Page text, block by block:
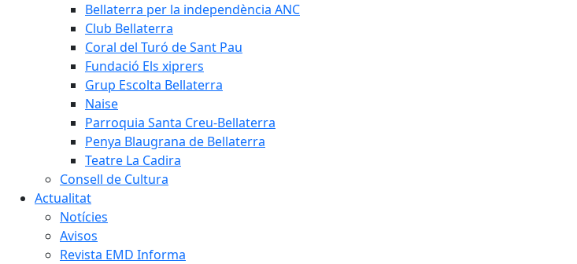
Bellaterra per la independència ANC
Club Bellaterra
Coral del Turó de Sant Pau
Fundació Els xiprers
Grup Escolta Bellaterra
Naise
Parroquia Santa Creu-Bellaterra
Penya Blaugrana de Bellaterra
Teatre La Cadira
Consell de Cultura
Actualitat
Notícies
Avisos
Revista EMD Informa